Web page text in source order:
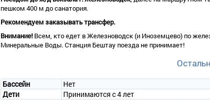
пешком 400 м до санатория.
Рекомендуем заказывать трансфер.
Внимание! Всем, кто едет в Железноводск (и Иноземцево) по
Минеральные Воды. Станция Бештау поезда не принимает!
Бассейн
Нет
Дети
Принимаются с 4 лет